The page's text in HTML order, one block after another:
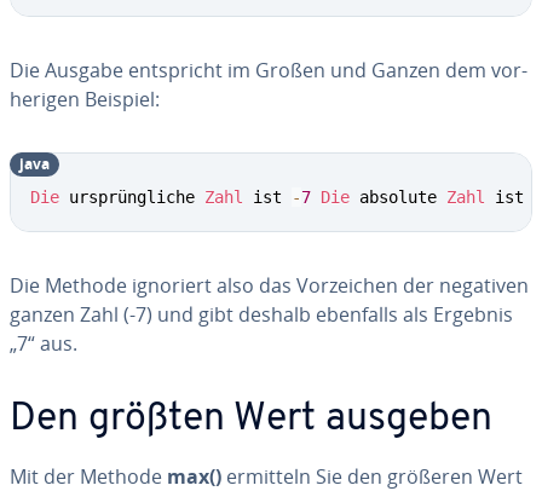
Die Ausgabe ent­spricht im Großen und Ganzen dem vor­
he­ri­gen Beispiel:
Die ursprüngliche Zahl ist -7 Die absolute Zahl ist
java
Die Methode ignoriert also das Vor­zei­chen der negativen
ganzen Zahl (-7) und gibt deshalb ebenfalls als Ergebnis
„7“ aus.
Den größten Wert ausgeben
Mit der Methode max() ermitteln Sie den größeren Wert